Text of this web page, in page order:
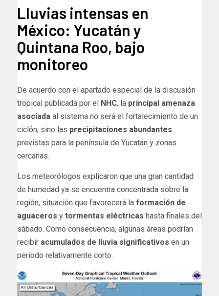
Lluvias intensas en
México: Yucatán y
Quintana Roo, bajo
monitoreo
De acuerdo con el apartado especial de la discusión
tropical publicada por el NHC, la principal amenaza
asociada al sistema no será el fortalecimiento de un
ciclón, sino las precipitaciones abundantes
previstas para la península de Yucatán y zonas
cercanas.
Los meteorólogos explicaron que una gran cantidad
de humedad ya se encuentra concentrada sobre la
región, situación que favorecerá la formación de
aguaceros y tormentas eléctricas hasta finales del
sábado. Como consecuencia, algunas áreas podrían
recibir acumulados de lluvia significativos en un
período relativamente corto.